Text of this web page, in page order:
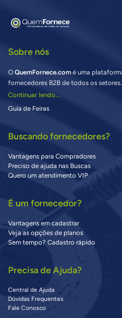
Sobre nós
O QuemFornece.com é uma
fornecedores B2B de todos os setores.
Continuar lendo...
Guia de Feiras
Buscando fornecedores?
Vantagens para Compradores
Preciso de ajuda nas Buscas
Quero um atendimento VIP
É um fornecedor?
Vantagens em cadastrar
Veja as opções de planos
Sem tempo? Cadastro rápido
Precisa de Ajuda?
Central de Ajuda
Dúvidas Frequentes
Fale Conosco